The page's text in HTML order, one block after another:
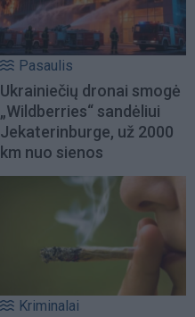
Pasaulis
Ukrainiečių dronai smogė
„Wildberries“ sandėliui
Jekaterinburge, už 2000
km nuo sienos
Kriminalai